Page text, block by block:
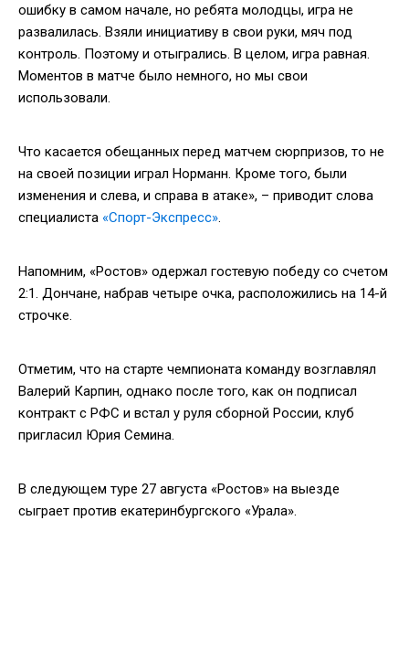
ошибку в самом начале, но ребята молодцы, игра не
развалилась. Взяли инициативу в свои руки, мяч под
контроль. Поэтому и отыгрались. В целом, игра равная.
Моментов в матче было немного, но мы свои
использовали.
Что касается обещанных перед матчем сюрпризов, то не
на своей позиции играл Норманн. Кроме того, были
изменения и слева, и справа в атаке», – приводит слова
специалиста «Спорт-Экспресс».
Напомним, «Ростов» одержал гостевую победу со счетом
2:1. Дончане, набрав четыре очка, расположились на 14-й
строчке.
Отметим, что на старте чемпионата команду возглавлял
Валерий Карпин, однако после того, как он подписал
контракт с РФС и встал у руля сборной России, клуб
пригласил Юрия Семина.
В следующем туре 27 августа «Ростов» на выезде
сыграет против екатеринбургского «Урала».